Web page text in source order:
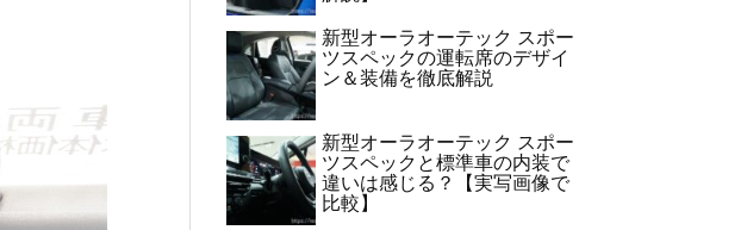
新型オーラオーテック スポー
ツスペックの運転席のデザイ
ン＆装備を徹底解説
新型オーラオーテック スポー
ツスペックと標準車の内装で
違いは感じる？【実写画像で
比較】